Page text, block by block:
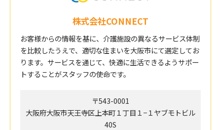
株式会社CONNECT
お客様からの情報を基に、介護施設の異なるサービス体制
を比較したうえで、適切な住まいを大阪市にて選定してお
ります。サービスを通じて、快適に生活できるようサポー
トすることがスタッフの使命です。
〒543-0001
大阪府大阪市天王寺区上本町１丁目１−１ヤブモトビル
40S